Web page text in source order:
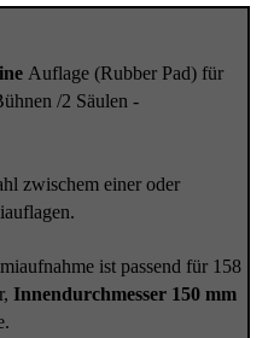
Auflage (Rubber Pad) für
/2 Säulen -
zwischem einer oder
ist passend für 158
Innendurchmesser 150 mm